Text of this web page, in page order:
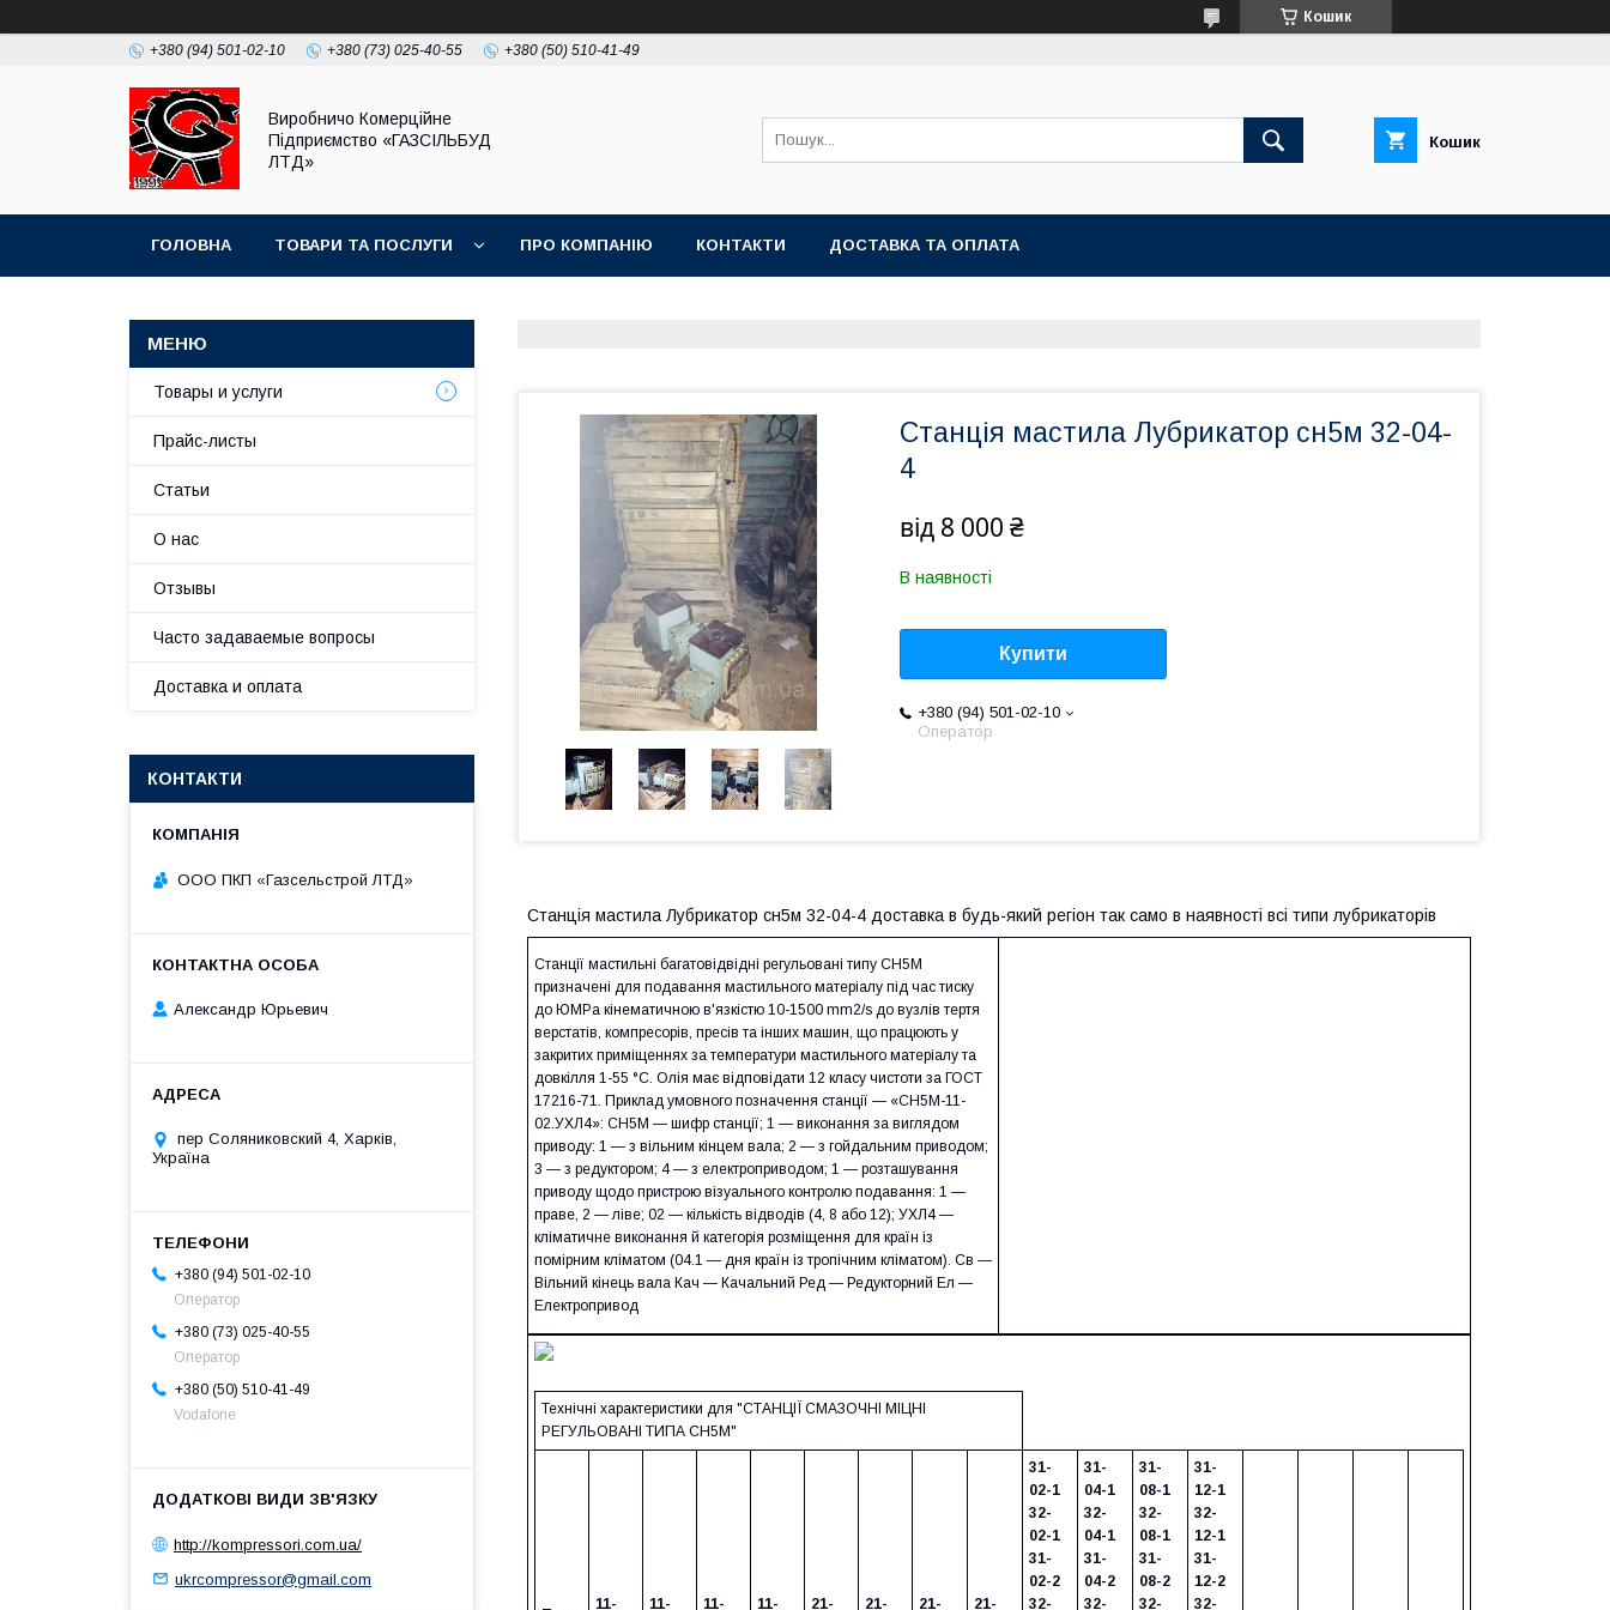
Кошик
+380 (94) 501-02-10 +380 (73) 025-40-55 +380 (50) 510-41-49
Виробничо Комерційне
Підприємство «ГАЗСIЛЬБУД
ЛТД»
Кошик
ГОЛОВНА ТОВАРИ ТА ПОСЛУГИ ПРО КОМПАНІЮ КОНТАКТИ ДОСТАВКА ТА ОПЛАТА
Станція мастила Лубрикатор сн5м 32-04-
4
від 8 000 ₴
В наявності
Купити
+380 (94) 501-02-10
Оператор
Станція мастила Лубрикатор сн5м 32-04-4 доставка в будь-який регіон так само в наявності всі типи лубрикаторів
Станції мастильні багатовідвідні регульовані типу СН5М
призначені для подавання мастильного матеріалу під час тиску
до ЮМРа кінематичною в'язкістю 10-1500 mm2/s до вузлів тертя
верстатів, компресорів, пресів та інших машин, що працюють у
закритих приміщеннях за температури мастильного матеріалу та
довкілля 1-55 °C. Олія має відповідати 12 класу чистоти за ГОСТ
17216-71. Приклад умовного позначення станції — «СН5М-11-
02.УХЛ4»: СН5М — шифр станції; 1 — виконання за виглядом
приводу: 1 — з вільним кінцем вала; 2 — з гойдальним приводом;
3 — з редуктором; 4 — з електроприводом; 1 — розташування
приводу щодо пристрою візуального контролю подавання: 1 —
праве, 2 — ліве; 02 — кількість відводів (4, 8 або 12); УХЛ4 —
кліматичне виконання й категорія розміщення для країн із
помірним кліматом (04.1 — дня країн із тропічним кліматом). Св —
Вільний кінець вала Кач — Качальний Ред — Редукторний Ел —
Електропривод
Технічні характеристики для "СТАНЦІЇ СМАЗОЧНІ МІЦНІ
РЕГУЛЬОВАНІ ТИПА СН5М"
11-
11-
11-
11-
21-
21-
21-
21-
31-
02-1
32-
02-1
31-
02-2
32-
31-
04-1
32-
04-1
31-
04-2
32-
31-
08-1
32-
08-1
31-
08-2
32-
31-
12-1
32-
12-1
31-
12-2
32-
Товары и услуги
Прайс-листы
Статьи
О нас
Отзывы
Часто задаваемые вопросы
Доставка и оплата
КОНТАКТИ
ООО ПКП «Газсельстрой ЛТД»
Александр Юрьевич
пер Соляниковский 4, Харків,
Україна
+380 (94) 501-02-10
Оператор
+380 (73) 025-40-55
Оператор
+380 (50) 510-41-49
Vodafone
http://kompressori.com.ua/
ukrcompressor@gmail.com